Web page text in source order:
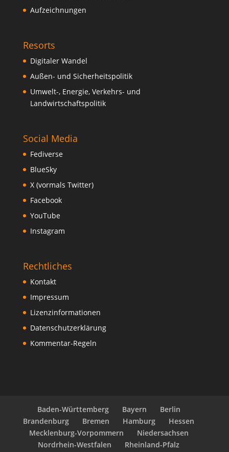
Aufzeichnungen
Resorts
Digitaler Wandel
Außen- und Sicherheitspolitik
Umwelt-, Energie, Verkehrs- und
Landwirtschaftspolitik
Social Media
Fediverse
BlueSky
X (vormals Twitter)
Facebook
YouTube
Instagram
Rechtliches
Kontakt
Impressum
Lizenzinformationen
Datenschutzerklärung
Kommentar-Regeln
Baden-Württemberg Bayern
Berlin
Brandenburg
Bremen Hamburg
Hessen
Mecklenburg-Vorpommern
Niedersachsen
Nordrhein-Westfalen
Rheinland-Pfalz